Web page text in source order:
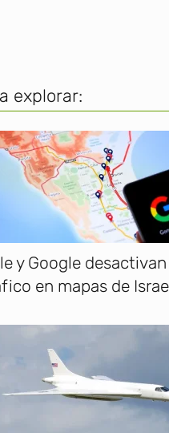
explorar:
y Google
en mapas de